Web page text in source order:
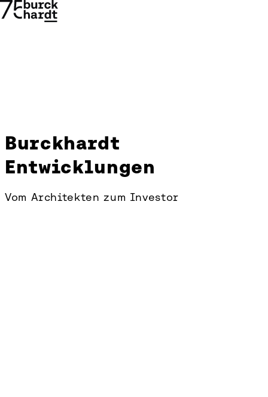
Burckhardt
Entwicklungen
Burckhardt
Entwicklungen
Vom Architekten zum Investor